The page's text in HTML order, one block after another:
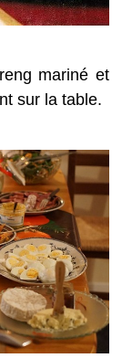
mariné et
sur la table.